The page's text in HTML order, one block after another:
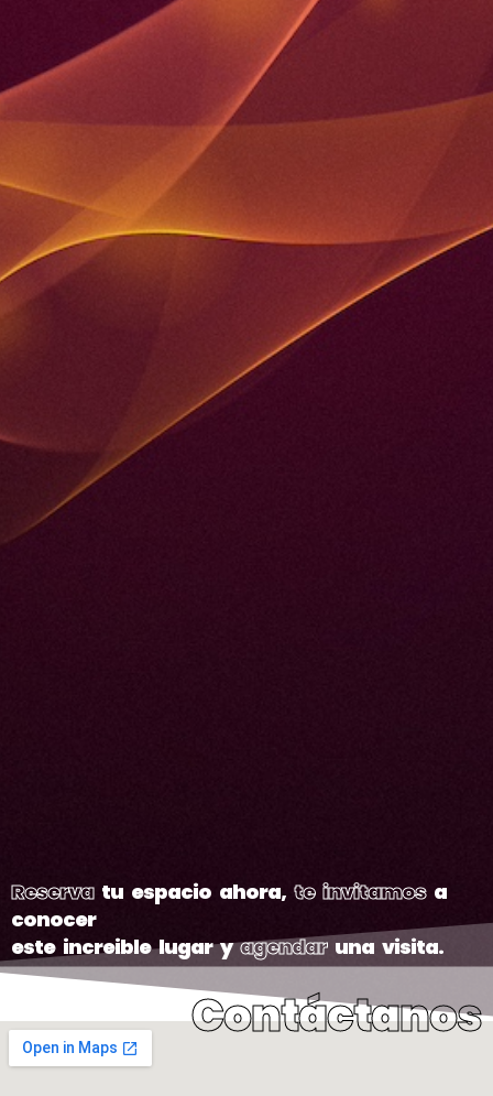
Reserva tu espacio ahora, te invitamosa
conocer
este increible lugar yagendaruna visita.
Contáctanos